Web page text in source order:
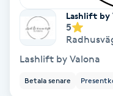
Frisör
Funktionsanalys
Lashlift by
5
Lashlift by Valona
Betala senare